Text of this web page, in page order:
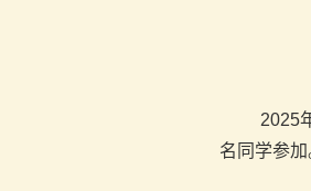
2025
名同学参加